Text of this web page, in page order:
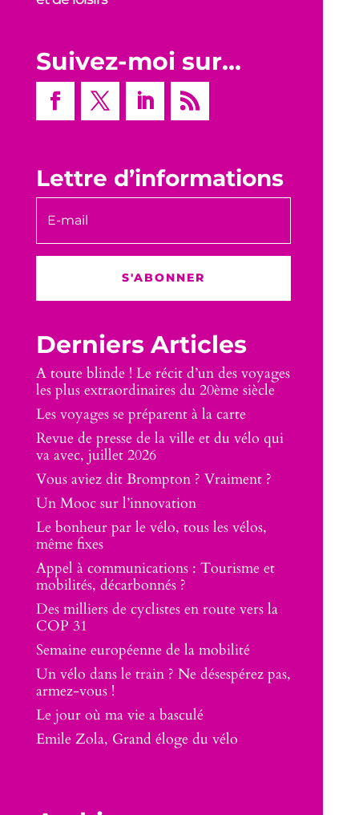
Suivez-moi sur…
Lettre d’informations
S'ABONNER
Derniers Articles
A toute blinde ! Le récit d’un des voyages
les plus extraordinaires du 20ème siècle
Les voyages se préparent à la carte
Revue de presse de la ville et du vélo qui
va avec, juillet 2026
Vous aviez dit Brompton ? Vraiment ?
Un Mooc sur l’innovation
Le bonheur par le vélo, tous les vélos,
même fixes
Appel à communications : Tourisme et
mobilités, décarbonnés ?
Des milliers de cyclistes en route vers la
COP 31
Semaine européenne de la mobilité
Un vélo dans le train ? Ne désespérez pas,
armez-vous !
Le jour où ma vie a basculé
Emile Zola, Grand éloge du vélo